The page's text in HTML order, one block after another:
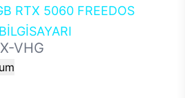
RTX 5060 FREEDOS
VHG